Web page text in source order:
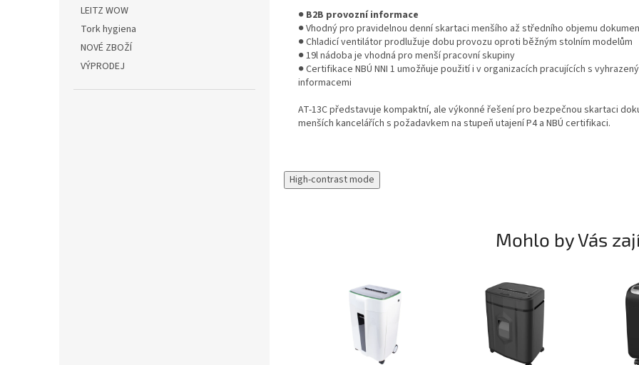
LEITZ WOW
Tork hygiena
NOVÉ ZBOŽÍ
VÝPRODEJ
● B2B provozní informace
● Vhodný pro pravidelnou denní skartaci menšího až středního objemu
● Chladicí ventilátor prodlužuje dobu provozu oproti běžným stolním modelům
● 19l nádoba je vhodná pro menší pracovní skupiny
● Certifikace NBÚ NNI 1 umožňuje použití i v organizacích pracujících s
informacemi
AT-13C představuje kompaktní, ale výkonné řešení pro bezpečnou skartaci
menších kancelářích s požadavkem na stupeň utajení P4 a NBÚ certifikaci.
High-contrast mode
Mohlo by Vás